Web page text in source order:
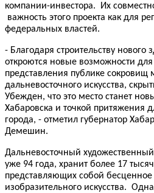
компании-инвестора. Их
важность этого проекта как для
федеральных властей.
- Благодаря строительству нового
откроются новые возможности
представления публике сокровищ
дальневосточного искусства,
Убежден, что это место станет
Хабаровска и точкой притяжения
города, - отметил губернатор
Демешин.
Дальневосточный
уже 94 года, хранит более 17
представляющих собой
изобразительного искусства.